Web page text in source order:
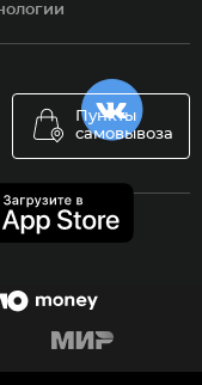
Пункты
самовывоза